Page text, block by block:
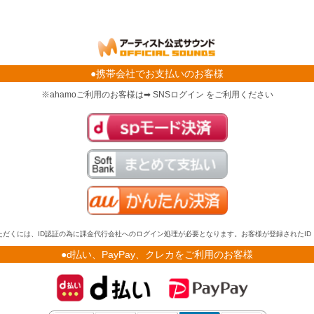
●携帯会社でお支払いのお客様
※ahamoご利用のお客様は➡ SNSログイン をご利用ください
くには、ID認証の為に課金代行会社へのログイン処理が必要となります。お客様が登録されたID
●d払い、PayPay、クレカをご利用のお客様